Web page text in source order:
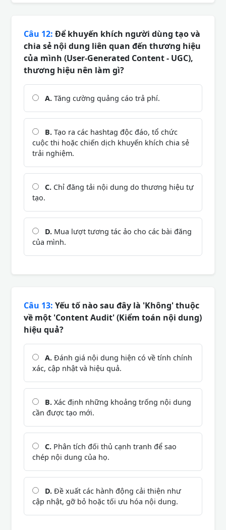
Câu 12: Để khuyến khích người dùng tạo và
chia sẻ nội dung liên quan đến thương hiệu
của mình (User-Generated Content - UGC),
thương hiệu nên làm gì?
A. Tăng cường quảng cáo trả phí.
B. Tạo ra các hashtag độc đáo, tổ chức
cuộc thi hoặc chiến dịch khuyến khích chia sẻ
trải nghiệm.
C. Chỉ đăng tải nội dung do thương hiệu tự
tạo.
D. Mua lượt tương tác ảo cho các bài đăng
của mình.
Câu 13: Yếu tố nào sau đây là 'Không' thuộc
về một 'Content Audit' (Kiểm toán nội dung)
hiệu quả?
A. Đánh giá nội dung hiện có về tính chính
xác, cập nhật và hiệu quả.
B. Xác định những khoảng trống nội dung
cần được tạo mới.
C. Phân tích đối thủ cạnh tranh để sao
chép nội dung của họ.
D. Đề xuất các hành động cải thiện như
cập nhật, gỡ bỏ hoặc tối ưu hóa nội dung.